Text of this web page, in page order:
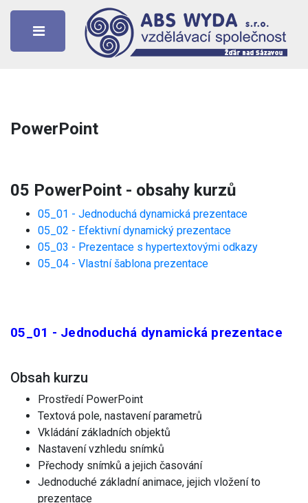
PowerPoint
05 PowerPoint - obsahy kurzů
05_01 - Jednoduchá dynamická prezentace
05_02 - Efektivní dynamický prezentace
05_03 - Prezentace s hypertextovými odkazy
05_04 - Vlastní šablona prezentace
05_01 - Jednoduchá dynamická prezentace
Obsah kurzu
Prostředí PowerPoint
Textová pole, nastavení parametrů
Vkládání základních objektů
Nastavení vzhledu snímků
Přechody snímků a jejich časování
Jednoduché základní animace, jejich vložení to
prezentace
Toggle